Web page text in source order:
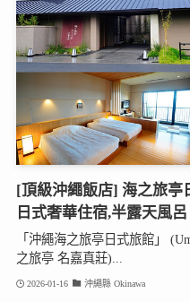
[頂級沖繩飯店] 海之旅亭
日式奢華住宿,半露天風呂
「沖繩海之旅亭日式旅館」
之旅亭 名嘉真莊)...
2026-01-16 沖繩縣 Okinawa